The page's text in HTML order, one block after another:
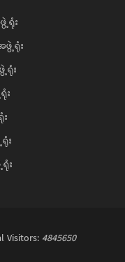
ရုံး
ဖွဲ့ရုံး
ရုံး
း
း
း
Visitors: 4845650